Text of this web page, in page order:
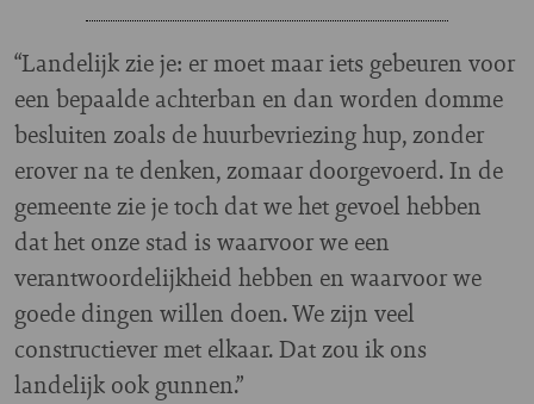
“Landelijk zie je: er moet maar iets gebeuren voor
een bepaalde achterban en dan worden domme
besluiten zoals de huurbevriezing hup, zonder
erover na te denken, zomaar doorgevoerd. In de
gemeente zie je toch dat we het gevoel hebben
dat het onze stad is waarvoor we een
verantwoordelijkheid hebben en waarvoor we
goede dingen willen doen. We zijn veel
constructiever met elkaar. Dat zou ik ons
landelijk ook gunnen.”